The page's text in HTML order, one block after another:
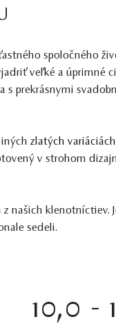
spoločného
veľké a úprimné
s prekrásnymi
zlatých variáciách
v strohom
našich klenotníctiev.
sedeli.
10,0 -